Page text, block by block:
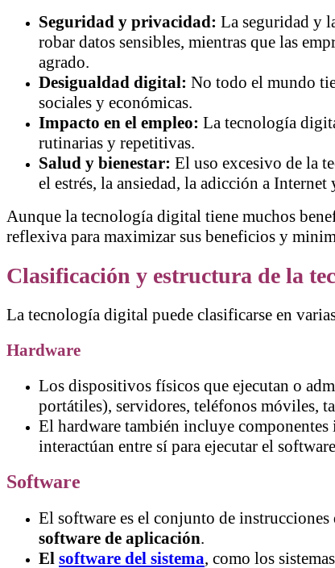
Seguridad y privacidad: La seguridad y
robar datos sensibles, mientras que las
agrado.
Desigualdad digital: No todo el mundo
sociales y económicas.
Impacto en el empleo: La tecnología
rutinarias y repetitivas.
Salud y bienestar: El uso excesivo de la
el estrés, la ansiedad, la adicción a Internet
Aunque la tecnología digital tiene muchos
reflexiva para maximizar sus beneficios y
Clasificación y estructura de la
La tecnología digital puede clasificarse en
Hardware
Los dispositivos físicos que ejecutan o
portátiles), servidores, teléfonos móviles,
El hardware también incluye componentes
interactúan entre sí para ejecutar el
Software
El software es el conjunto de
software de aplicación.
El software del sistema, como los